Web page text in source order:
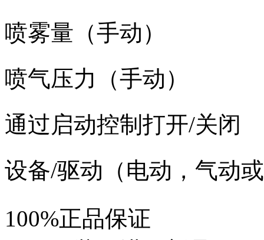
喷雾量（手动）
喷气压力（手动）
通过启动控制打开/关闭
设备/驱动（电动，气动
100%正品保证